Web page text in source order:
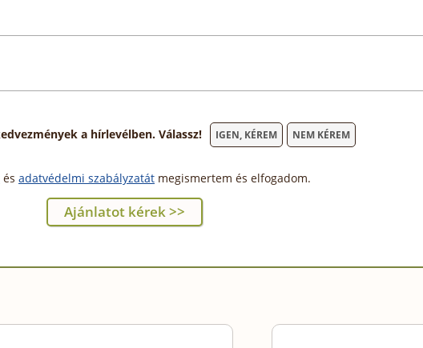
a hírlevélben. Válassz! IGEN, KÉREM NEM KÉREM
és adatvédelmi szabályzatát megismertem és elfogadom.